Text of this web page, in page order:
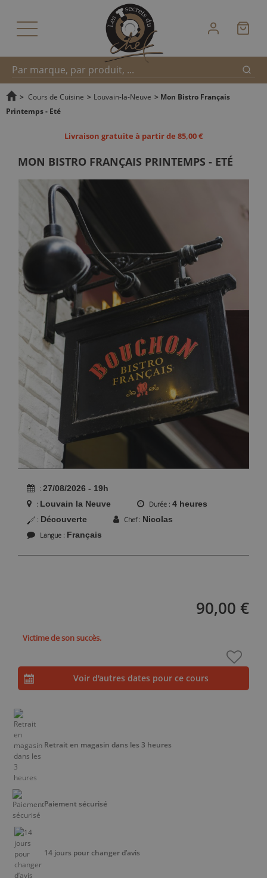
Recherche
> Cours de Cuisine > Louvain-la-Neuve > Mon Bistro Français
Printemps - Eté
Livraison gratuite à partir de 85,00 €
MON BISTRO FRANÇAIS PRINTEMPS - ETÉ
27/08/2026 - 19h
Louvain la Neuve
Durée
4 heures
Découverte
Chef Nicolas
Langue Français
90,00 €
Victime de son succès.
Voir d'autres dates pour ce cours
Retrait en magasin dans les 3 heures
Paiement sécurisé
14 jours pour changer d’avis